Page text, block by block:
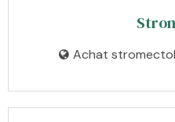
Achat stromectol